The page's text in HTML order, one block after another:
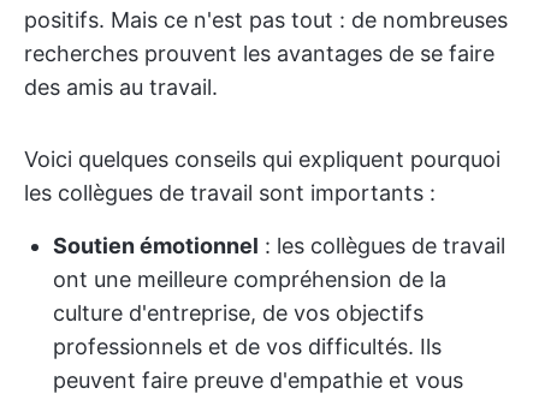
positifs. Mais ce n'est pas tout : de nombreuses
recherches prouvent les avantages de se faire
des amis au travail.
Voici quelques conseils qui expliquent pourquoi
les collègues de travail sont importants :
Soutien émotionnel : les collègues de travail
ont une meilleure compréhension de la
culture d'entreprise, de vos objectifs
professionnels et de vos difficultés. Ils
peuvent faire preuve d'empathie et vous